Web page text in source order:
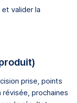
valider la
prise, points
révisée, prochaines